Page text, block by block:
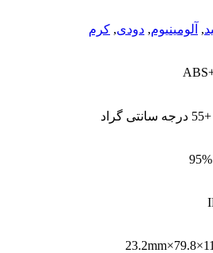
, آلومینیوم, دودی, کرم